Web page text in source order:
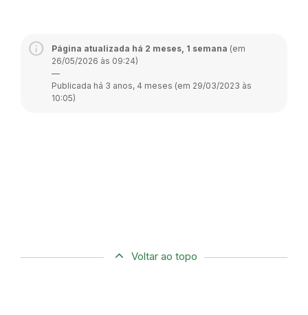
Página atualizada há 2 meses, 1 semana (em
26/05/2026 às 09:24)
—
Publicada há 3 anos, 4 meses (em 29/03/2023 às
10:05)
Voltar ao topo